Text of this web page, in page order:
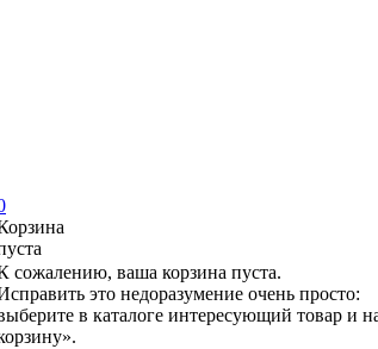
сожалению, ваша корзина пуста.
это недоразумение очень просто:
в каталоге интересующий товар и